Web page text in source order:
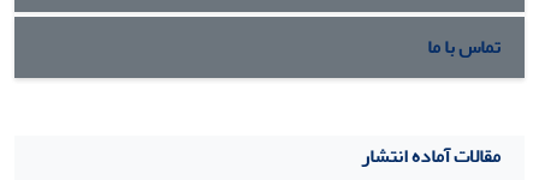
تماس با ما
مقالات آماده انتشار